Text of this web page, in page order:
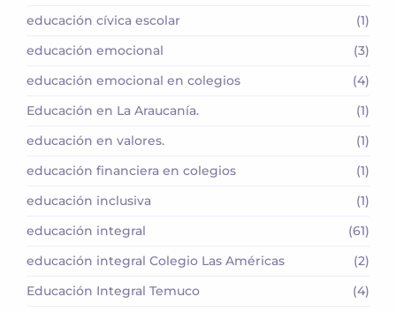
educación cívica escolar
(1)
educación emocional
(3)
educación emocional en colegios
(4)
Educación en La Araucanía.
(1)
educación en valores.
(1)
educación financiera en colegios
(1)
educación inclusiva
(1)
educación integral
(61)
educación integral Colegio Las Américas
(2)
Educación Integral Temuco
(4)